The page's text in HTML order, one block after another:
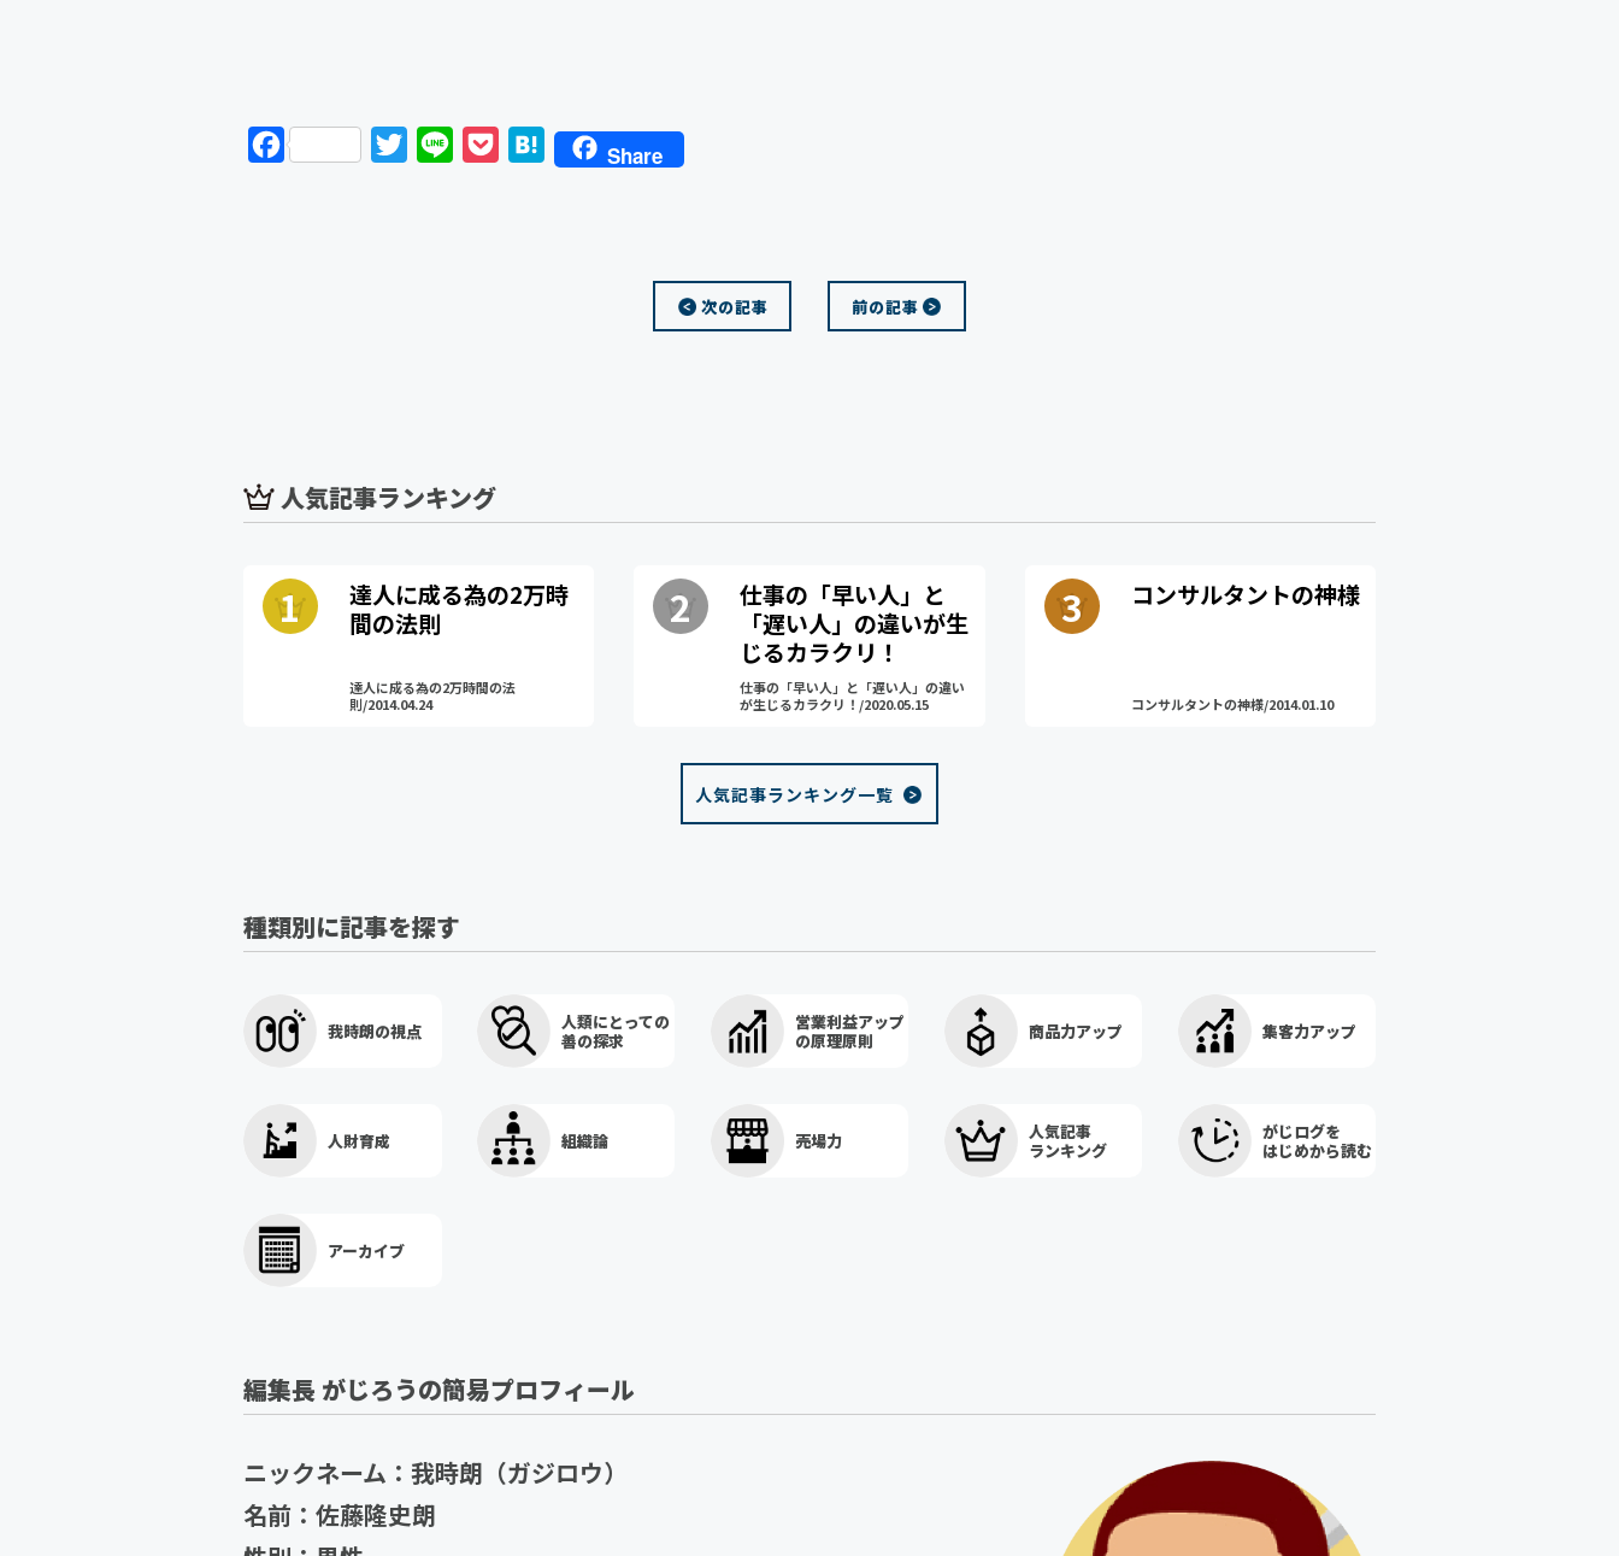
F
H
Share
前の記事
次の記事
人気記事ランキング
達人に成る為の2万時
間の法則
達人に成る為の2万時間の法
則/2014.04.24
仕事の「早い人」と
「遅い人」の違いが生
じるカラクリ！
仕事の「早い人」と「遅い人」の違い
が生じるカラクリ！/2020.05.15
コンサルタントの神様
コンサルタントの神様/2014.01.10
人気記事ランキング一覧
種類別に記事を探す
我時朗の視点
人類にとっての
善の探求
営業利益アップ
の原理原則
商品力アップ 集客力アップ
人財育成 組織論 売場力
人気記事
ランキング
がじログを
はじめから読む
アーカイブ
編集長 がじろうの簡易プロフィール
ニックネーム：我時朗（ガジロウ）
名前：佐藤隆史朗